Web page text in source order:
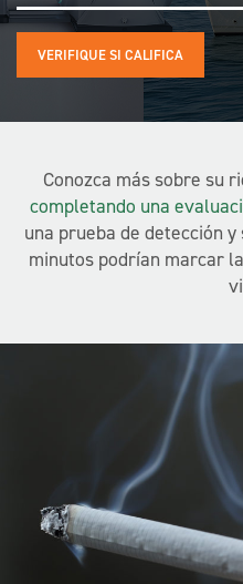
VERIFIQUE SI CALIFICA
Conozca más sobre su
completando una
una prueba de detección
minutos podrían marcar